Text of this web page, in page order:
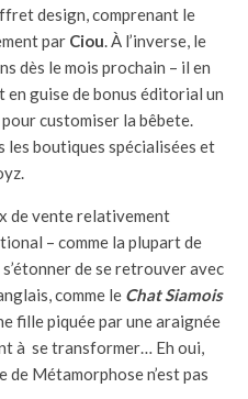
design, comprenant le
par Ciou. À l’inverse, le
dès le mois prochain – il en
guise de bonus éditorial un
customiser la bêbete.
les boutiques spécialisées et
de vente relativement
– comme la plupart de
de se retrouver avec
comme le Chat Siamois
fille piquée par une araignée
à se transformer… Eh oui,
de Métamorphose n’est pas